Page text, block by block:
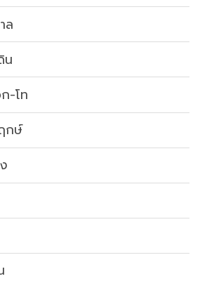
ล
น
-โท
กษ์